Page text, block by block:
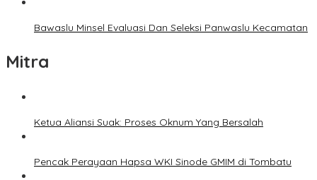
Bawaslu Minsel Evaluasi Dan Seleksi Panwaslu Kecamatan
Mitra
Ketua Aliansi Suak: Proses Oknum Yang Bersalah
Pencak Perayaan Hapsa WKI Sinode GMIM di Tombatu